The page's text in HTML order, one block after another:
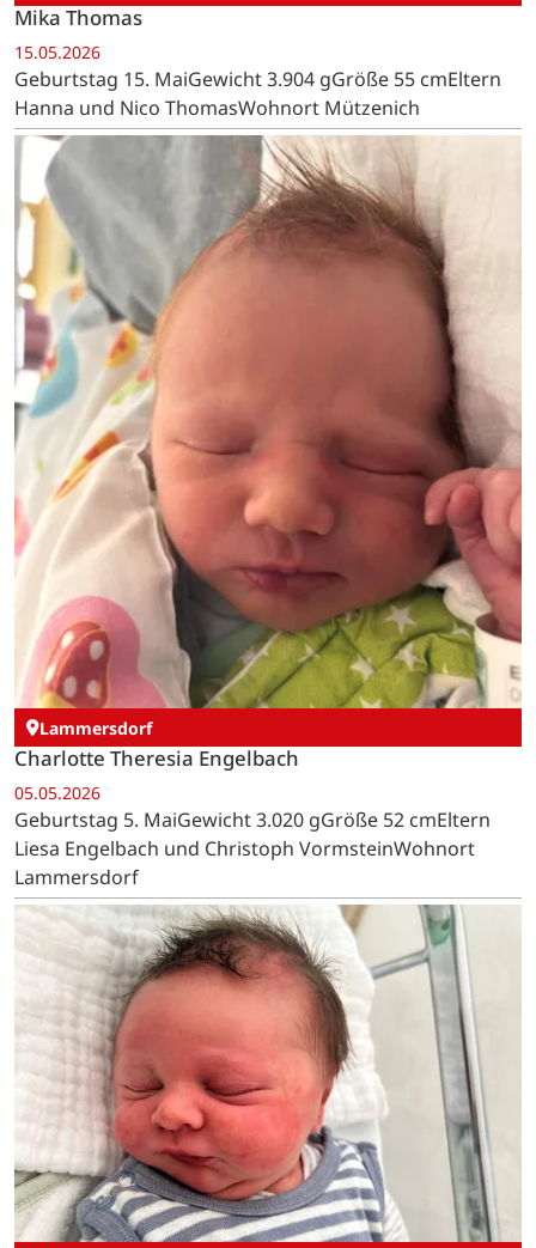
Mika Thomas
15.05.2026
Geburtstag 15. MaiGewicht 3.904 gGröße 55 cmEltern
Hanna und Nico ThomasWohnort Mützenich
Lammersdorf
Charlotte Theresia Engelbach
05.05.2026
Geburtstag 5. MaiGewicht 3.020 gGröße 52 cmEltern
Liesa Engelbach und Christoph VormsteinWohnort
Lammersdorf